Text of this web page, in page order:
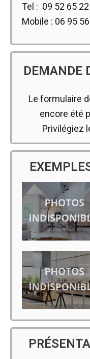
Tel : 09 52 65
Mobile : 06 95
DEMANDE
Le formulaire
encore été
Privilégiez